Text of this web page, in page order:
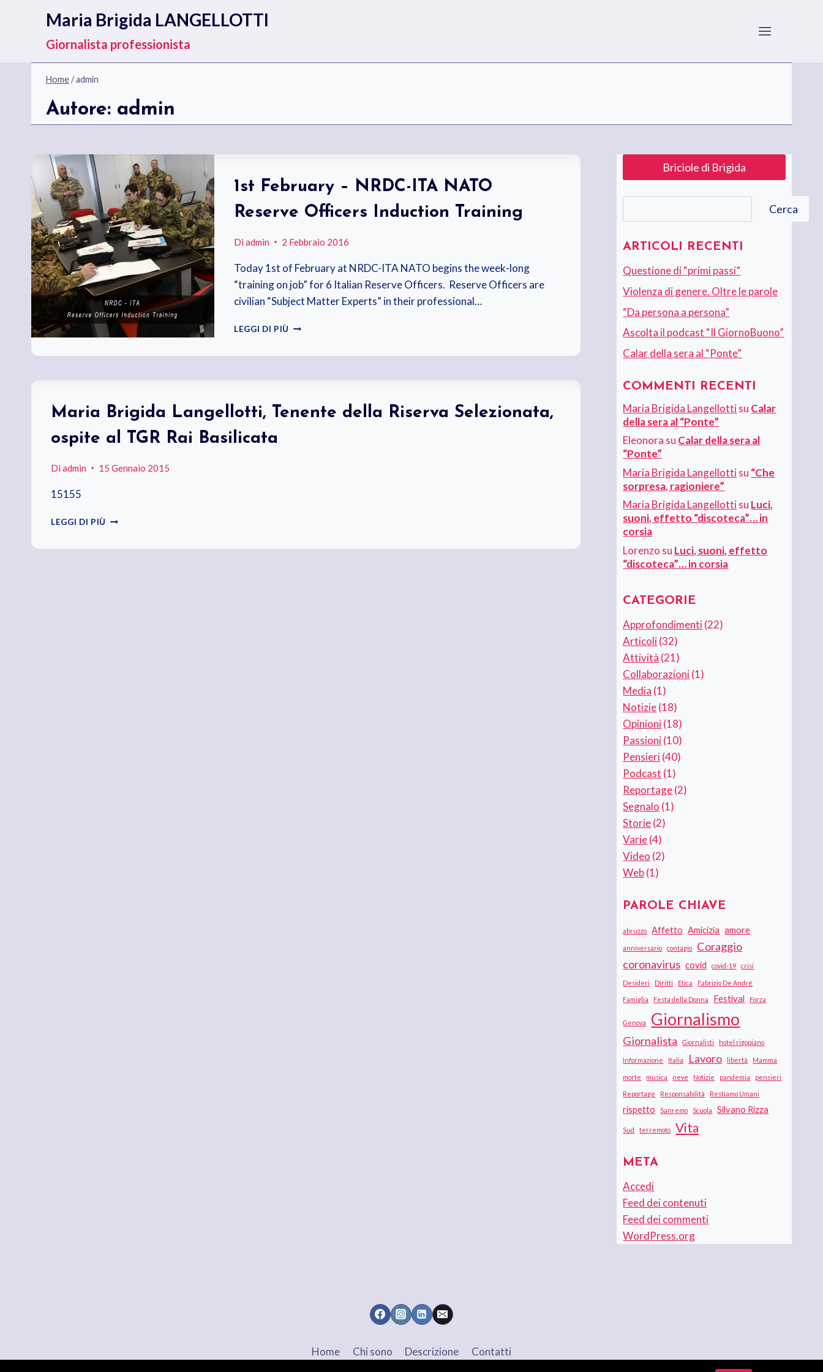
contenuto
Maria Brigida LANGELLOTTI
Giornalista professionista
Home/admin
Autore: admin
1st February – NRDC-ITA NATO
Reserve Officers Induction Training
Di admin 2 Febbraio 2016
Today 1st of February at NRDC-ITA NATO begins the week-long
“training on job” for 6 Italian Reserve Officers. Reserve Officers are
civilian “Subject Matter Experts” in their professional…
LEGGI DI PIÙ 1ST
OFFICERS
Maria Brigida Langellotti, Tenente della Riserva Selezionata,
ospite al TGR Rai Basilicata
Di admin 15 Gennaio 2015
15155
LEGGI DI PIÙ MARIA
Briciole di Brigida
Cerca
ARTICOLI RECENTI
Questione di “primi passi”
Violenza di genere. Oltre le parole
“Da persona a persona”
Ascolta il podcast “Il GiornoBuono”
Calar della sera al “Ponte”
COMMENTI RECENTI
Maria Brigida Langellottisu Calar
della sera al “Ponte”
Eleonora su Calar della sera al
“Ponte”
Maria Brigida Langellottisu “Che
sorpresa, ragioniere”
Maria Brigida Langellottisu Luci,
suoni, effetto “discoteca”… in
corsia
Lorenzo su Luci, suoni, effetto
“discoteca”… in corsia
CATEGORIE
Approfondimenti(22)
Articoli(32)
Attività (21)
Collaborazioni(1)
Media (1)
Notizie(18)
Opinioni(18)
Passioni(10)
Pensieri(40)
Podcast (1)
Reportage(2)
Segnalo (1)
Storie(2)
Varie(4)
Video (2)
Web(1)
PAROLE CHIAVE
abruzzo Affetto Amicizia amore
anniversario contagio
Coraggio
coronavirus covid covid-19 crisi
Desideri Diritti Etica Fabrizio De André
Famiglia Festa della Donna Festival Forza
Genova Giornalismo
Giornalista Giornalisti hotel rigopiano
Informazione Italia Lavoro libertà Mamma
morte musica neve Notizie pandemia pensieri
Reportage Responsabilità Restiamo Umani
rispetto Sanremo Scuola Silvano Rizza
Sud terremoto Vita
META
Accedi
Feed dei contenuti
Feed dei commenti
WordPress.org
Home Chi sono Descrizione Contatti